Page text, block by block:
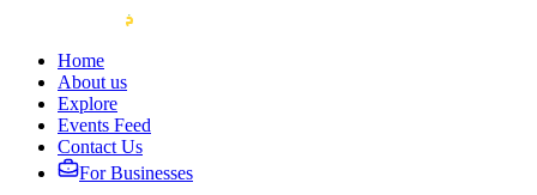
Home
About us
Explore
Events Feed
Contact Us
For Businesses